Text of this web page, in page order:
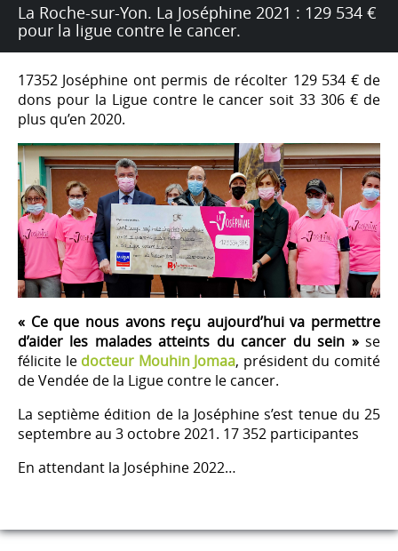
La Roche-sur-Yon. La Joséphine 2021 : 129 534 €
pour la ligue contre le cancer.
17352 Joséphine ont permis de récolter 129 534 € de
dons pour la Ligue contre le cancer soit 33 306 € de
plus qu’en 2020.
« Ce que nous avons reçu aujourd’hui va permettre
d’aider les malades atteints du cancer du sein »se
félicite le docteur Mouhin Jomaa, président du comité
de Vendée de la Ligue contre le cancer.
La septième édition de la Joséphine s’est tenue du 25
septembre au 3 octobre 2021. 17 352 participantes
En attendant la Joséphine 2022…